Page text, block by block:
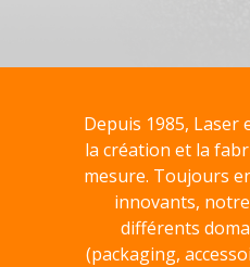
Depuis 1985, Laser
la création et la
mesure. Toujours
innovants,
différents
(packaging,